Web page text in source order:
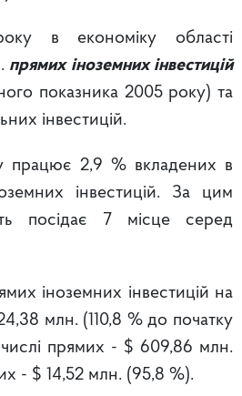
в економіку області
прямих іноземних інвестицій
показника 2005 року) та
інвестицій.
працює 2,9 % вкладених в
інвестицій. За цим
посідає 7 місце серед
іноземних інвестицій на
млн. (110,8 % до початку
прямих - $ 609,86 млн.
- $ 14,52 млн. (95,8 %).